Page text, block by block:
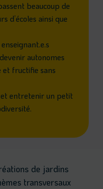
beaucoup de
d’écoles ainsi que
autonomes
et fructifie sans
entretenir un petit
de jardins
transversaux